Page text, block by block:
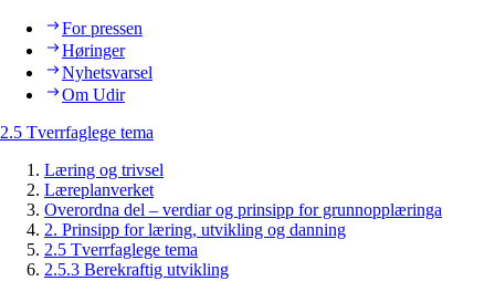
For pressen
Høringer
Nyhetsvarsel
Om Udir
2.5 Tverrfaglege tema
Læring og trivsel
Læreplanverket
Overordna del – verdiar og prinsipp for grunnopplæringa
2. Prinsipp for læring, utvikling og danning
2.5 Tverrfaglege tema
2.5.3 Berekraftig utvikling